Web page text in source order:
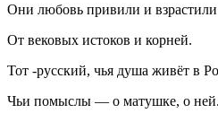
Они любовь привили и взрастили
От вековых истоков и корней.
Тот -русский, чья душа живёт в
Чьи помыслы — о матушке, о ней.